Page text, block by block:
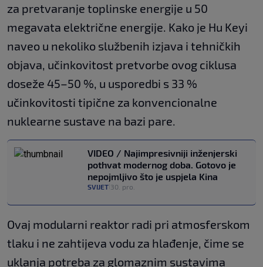
za pretvaranje toplinske energije u 50
megavata električne energije. Kako je Hu Keyi
naveo u nekoliko službenih izjava i tehničkih
objava, učinkovitost pretvorbe ovog ciklusa
doseže 45–50 %, u usporedbi s 33 %
učinkovitosti tipične za konvencionalne
nuklearne sustave na bazi pare.
VIDEO / Najimpresivniji inženjerski
pothvat modernog doba. Gotovo je
nepojmljivo što je uspjela Kina
SVIJET 30. pro.
Ovaj modularni reaktor radi pri atmosferskom
tlaku i ne zahtijeva vodu za hlađenje, čime se
uklanja potreba za glomaznim sustavima